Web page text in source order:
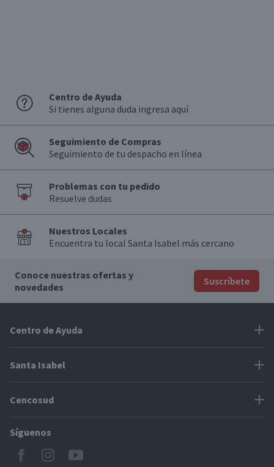
Centro de Ayuda
Si tienes alguna duda ingresa aquí
Seguimiento de Compras
Seguimiento de tu despacho en línea
Problemas con tu pedido
Resuelve dudas
Nuestros Locales
Encuentra tu local Santa Isabel más cercano
Conoce nuestras ofertas y
novedades
Suscríbete
Centro de Ayuda
Problemas con tu pedido
Cómo modificar mis datos
Modos de entrega y cobertura
Locales Santa Isabel
Santa Isabel
Proveedores
CyberDay
Cencosud
Paris
Jumbo
Síguenos